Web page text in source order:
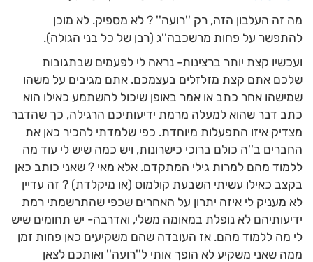
מה זה העלבון הזה, רק ''רועה'' ? לא מספיק. לא מוכן
להתפשר על פחות מרשכבה''ג (רבן של כל בני הגולה).
ועכשיו קצת יותר ברצינות- נראה לי לפעמים שבתגובות
שלכם אתם קצת מזלזלים בעצמכם. אתם מגיבים על משהו
שמישהו אחר כתב או אמר באופן שיכול להשתמע כאילו הוא
כתב דבר שהוא למעלה מרמת ידיעותיכם הרגילה, כך שהדבר
מצדיק איזו התפעלות מיוחדת. כפי שלמדתי להכיר כאן את
החברים ב''ה כולם ברוכי כישרונות, ויש כמה שיש לי עוד מה
ללמוד מהם למרות גילי המתקדם. אלא מאי ? שאני כותב כאן
בקצב כאילו עשיתי השבעת קולמוס (או מיקלדת) ? זה עדיין
לא מעניק לי איזה יתרון על האחרים שכפי שהתרשמתי רמת
ידיעותיהם לא נופלת במאומה משלי, ואדרבה- יש תחומים שיש
לי מה ללמוד מהם. אז העובדה שהם משקיעים כאן פחות זמן
ממה שאני משקיע לא הופך אותי ל''רועה'' ואותכם לצאן